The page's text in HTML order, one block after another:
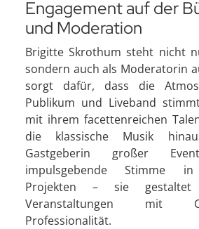
Engagement auf der
und Moderation
Brigitte Skrothum steht nicht
sondern auch als Moderatorin
sorgt dafür, dass die
Publikum und Liveband
mit ihrem facettenreichen
die klassische Musik
Gastgeberin großer
impulsgebende Stimme in
Projekten – sie
Veranstaltungen mit
Professionalität.